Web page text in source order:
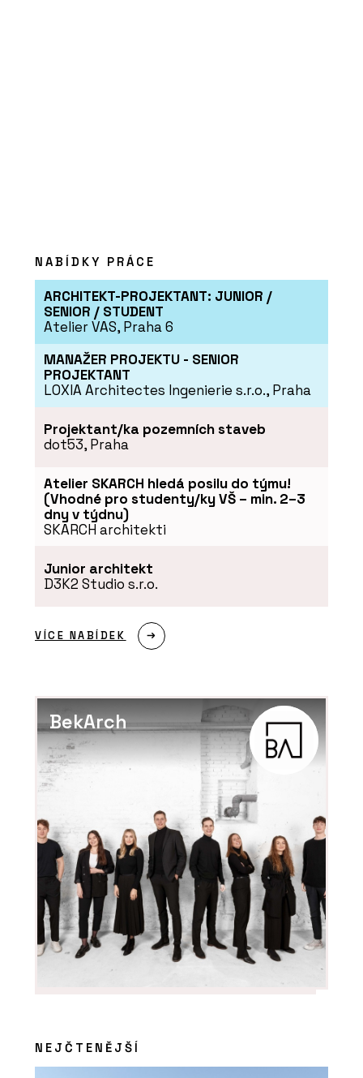
Suché podlahy RigiStabil - Rigips
PRODUKTY
Eurocoustic - Rigips
PRODUKTY
Akustické podhledy Rigiton - Rigips
NABÍDKY PRÁCE
ARCHITEKT-PROJEKTANT: JUNIOR /
SENIOR / STUDENT
Atelier VAS, Praha 6
MANAŽER PROJEKTU - SENIOR
PROJEKTANT
LOXIA Architectes Ingenierie s.r.o., Praha
Projektant/ka pozemních staveb
dot53, Praha
Atelier SKARCH hledá posilu do týmu!
(Vhodné pro studenty/ky VŠ – min. 2–3
dny v týdnu)
SKARCH architekti
Junior architekt
D3K2 Studio s.r.o.
VÍCE NABÍDEK
BekArch
NEJČTENĚJŠÍ